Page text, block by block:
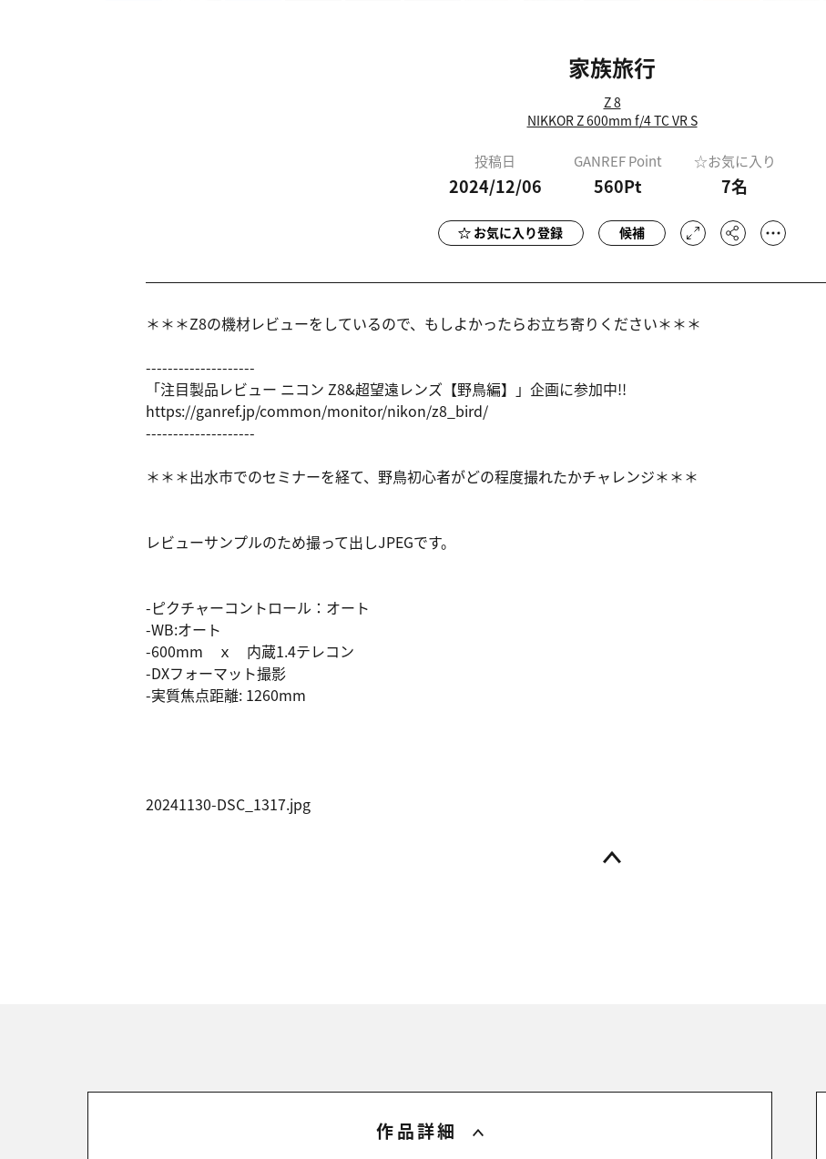
家族旅行
Z 8
NIKKOR Z 600mm f/4 TC VR S
投稿日
2024/12/06
GANREF Point
560Pt
☆お気に入り
7名
お気に入り登録 候補
＊＊＊Z8の機材レビューをしているので、もしよかったらお立ち寄りください＊＊＊
--------------------
「注目製品レビュー ニコン Z8&超望遠レンズ【野鳥編】」企画に参加中!!
https://ganref.jp/common/monitor/nikon/z8_bird/
--------------------
＊＊＊出水市でのセミナーを経て、野鳥初心者がどの程度撮れたかチャレンジ＊＊＊
レビューサンプルのため撮って出しJPEGです。
-ピクチャーコントロール：オート
-WB:オート
-600mm ｘ 内蔵1.4テレコン
-DXフォーマット撮影
-実質焦点距離: 1260mm
20241130-DSC_1317.jpg
作品詳細